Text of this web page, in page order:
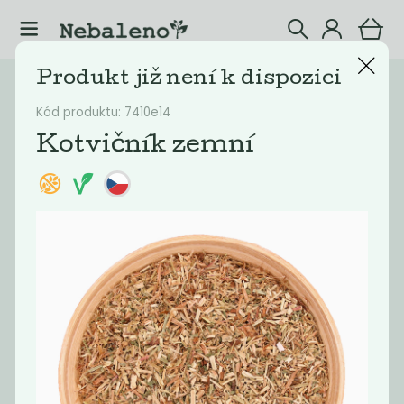
Katalog Potraviny
Filtrovat produkty
Kód produktu: 7410e14
Kotvičník zemní
Produkt již není k dispozici